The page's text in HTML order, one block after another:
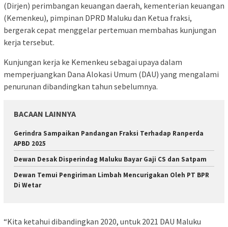
(Dirjen) perimbangan keuangan daerah, kementerian keuangan
(Kemenkeu), pimpinan DPRD Maluku dan Ketua fraksi,
bergerak cepat menggelar pertemuan membahas kunjungan
kerja tersebut.
Kunjungan kerja ke Kemenkeu sebagai upaya dalam
memperjuangkan Dana Alokasi Umum (DAU) yang mengalami
penurunan dibandingkan tahun sebelumnya.
BACAAN LAINNYA
Gerindra Sampaikan Pandangan Fraksi Terhadap Ranperda
APBD 2025
Dewan Desak Disperindag Maluku Bayar Gaji CS dan Satpam
Dewan Temui Pengiriman Limbah Mencurigakan Oleh PT BPR
Di Wetar
“Kita ketahui dibandingkan 2020, untuk 2021 DAU Maluku